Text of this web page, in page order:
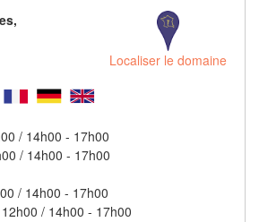
Localiser le domaine
/ 14h00 - 17h00
/ 14h00 - 17h00
/ 14h00 - 17h00
/ 14h00 - 17h00